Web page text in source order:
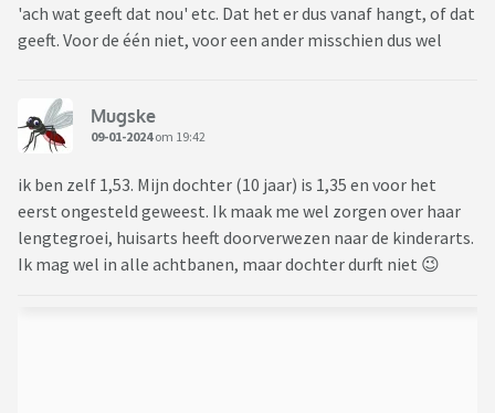
'ach wat geeft dat nou' etc. Dat het er dus vanaf hangt, of dat
geeft. Voor de één niet, voor een ander misschien dus wel
Mugske
09-01-2024om 19:42
ik ben zelf 1,53. Mijn dochter (10 jaar) is 1,35 en voor het
eerst ongesteld geweest. Ik maak me wel zorgen over haar
lengtegroei, huisarts heeft doorverwezen naar de kinderarts.
Ik mag wel in alle achtbanen, maar dochter durft niet 😉